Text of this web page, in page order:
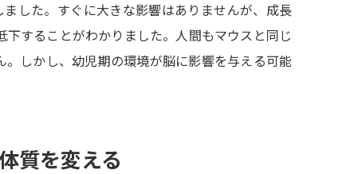
志望校・出願校を調べる
した。すぐに大きな影響はありませんが、成長
することがわかりました。人間もマウスと同じ
しかし、幼児期の環境が脳に影響を与える可能
質を変える